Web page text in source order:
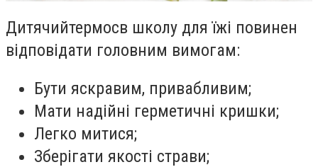
Дитячийтермосв школу для їжі повинен
відповідати головним вимогам:
Бути яскравим, привабливим;
Мати надійні герметичні кришки;
Легко митися;
Зберігати якості страви;